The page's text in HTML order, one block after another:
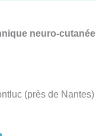
neuro-cutanée
(près de Nantes)